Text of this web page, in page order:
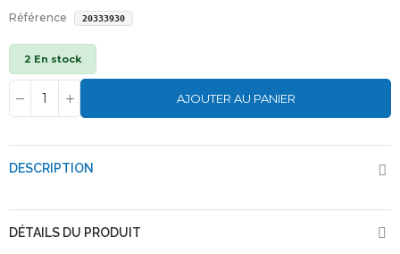
Référence 20333930
2 En stock
AJOUTER AU PANIER
DESCRIPTION
DÉTAILS DU PRODUIT